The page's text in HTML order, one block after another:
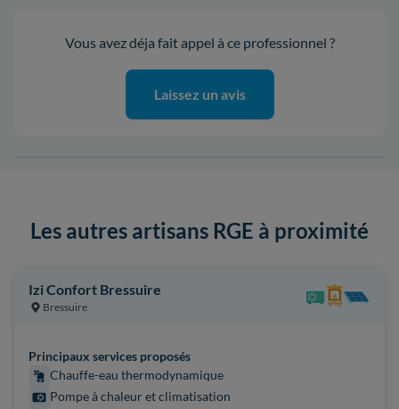
Vous avez déja fait appel à ce professionnel ?
Laissez un avis
Les autres artisans RGE à proximité
Izi Confort Bressuire
Bressuire
Principaux services proposés
Chauffe-eau thermodynamique
Pompe à chaleur et climatisation